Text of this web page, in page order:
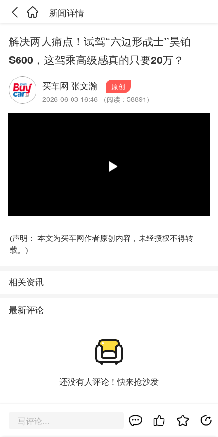
新闻详情
解决两大痛点！试驾“六边形战士”昊铂
S600，这驾乘高级感真的只要20万？
买车网 张文瀚
原创
2026-06-03 16:46 （阅读：58891）
(声明： 本文为买车网作者原创内容，未经授权不得转
载。)
相关资讯
最新评论
还没有人评论！快来抢沙发